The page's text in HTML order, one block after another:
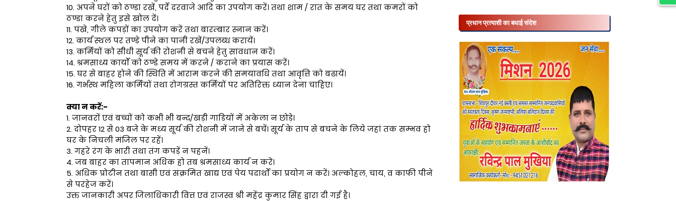
10. अपने घरों को ठण्डा रखें, पर्दे दरवाजे आदि का उपयोग करें। तथा शाम / रात के समय घर तथा कमरों को
ठण्डा करने हेतु इसे खोल दें।
11. पंखे, गीले कपड़ों का उपयोग करें तथा बारम्बार स्नान करें।
12. कार्य स्थल पर तण्डे पीने का पानी रखें/उपलब्ध करायें।
13. कर्मियों को सीधी सूर्य की रोशनी से बचने हेतु सावधान करें।
14. श्रमसाध्य कार्यों को ठण्डे समय में करने / कराने का प्रयास करें।
15. घर से बाहर होने की स्थिति में आराम करने की समयावधि तथा आवृत्ति को बढायें।
16. गर्भस्थ महिला कर्मियों तथा रोगग्रस्त कर्मियों पर अतिरिक्त ध्यान देना चाहिए।
क्या न करें:-
1. जानवरों एवं बच्चों को कभी भी बन्द/खड़ी गाडियों में अकेला न छोड़े।
2. दोपहर 12 से 03 बजे के मध्य सूर्य की रोशनी में जाने से बचें। सूर्य के ताप से बचने के लिये जहां तक सम्भव हो
घर के निचली मंजिल पर रहें।
3. गहरे रंग के भारी तथा तंग कपड़ें न पहनें।
4. जब बाहर का तापमान अधिक हो तब श्रमसाध्य कार्य न करें।
5. अधिक प्रोटीन तथा बासी एवं संक्रमित खाद्य एवं पेय पदार्थों का प्रयोग न करें। अल्कोहल, चाय, व काफी पीने
से परहेज करें।
उक्त जानकारी अपर जिलाधिकारी वित्त एवं राजस्व श्री महेंद्र कुमार सिंह द्वारा दी गई है।
प्रधान प्रत्याशी का बधाई संदेश